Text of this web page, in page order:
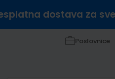
dostava za
Poslovnice